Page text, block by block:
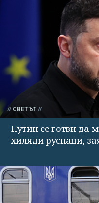
СВЕТЪТ
Путин се готви да
хиляди руснаци,